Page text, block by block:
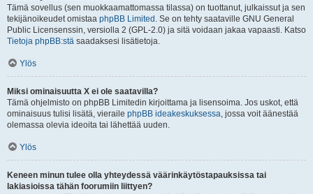
Tämä sovellus (sen muokkaamattomassa tilassa) on tuottanut, julkaissut ja sen
tekijänoikeudet omistaa phpBB Limited . Se on tehty saataville GNU General
Public Licensenssin, versiolla 2 (GPL-2.0) ja sitä voidaan jakaa vapaasti. Katso
Tietoja phpBB:stä saadaksesi lisätietoja.
Ylös
Miksi ominaisuutta X ei ole saatavilla?
Tämä ohjelmisto on phpBB Limitedin kirjoittama ja lisensoima. Jos uskot, että
ominaisuus tulisi lisätä, vieraile phpBB ideakeskuksessa, jossa voit äänestää
olemassa olevia ideoita tai lähettää uuden.
Ylös
Keneen minun tulee olla yhteydessä väärinkäytöstapauksissa tai
lakiasioissa tähän foorumiin liittyen?